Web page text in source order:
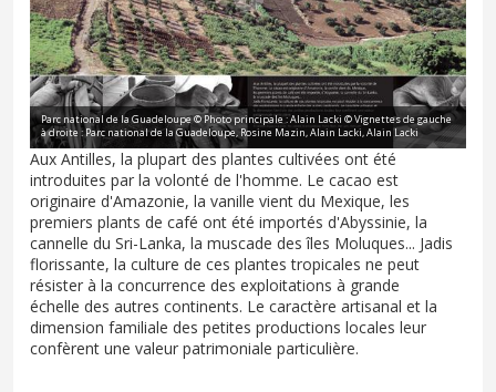
Parc national de la Guadeloupe © Photo principale : Alain Lacki © Vignettes de gauche
à droite : Parc national de la Guadeloupe, Rosine Mazin, Alain Lacki, Alain Lacki
Aux Antilles, la plupart des plantes cultivées ont été
introduites par la volonté de l'homme. Le cacao est
originaire d'Amazonie, la vanille vient du Mexique, les
premiers plants de café ont été importés d'Abyssinie, la
cannelle du Sri-Lanka, la muscade des îles Moluques... Jadis
florissante, la culture de ces plantes tropicales ne peut
résister à la concurrence des exploitations à grande
échelle des autres continents. Le caractère artisanal et la
dimension familiale des petites productions locales leur
confèrent une valeur patrimoniale particulière.